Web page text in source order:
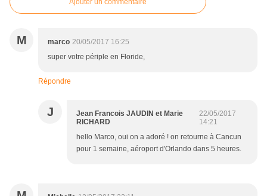
Ajouter un commentaire
M marco 20/05/2017 16:25
super votre périple en Floride,
Répondre
J
Jean Francois JAUDIN et Marie
RICHARD
22/05/2017
14:21
hello Marco, oui on a adoré ! on retourne à Cancun
pour 1 semaine, aéroport d'Orlando dans 5 heures.